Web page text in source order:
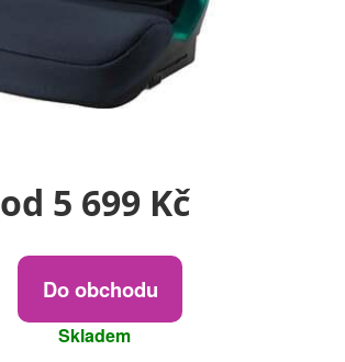
od 5 699 Kč
Do obchodu
Skladem